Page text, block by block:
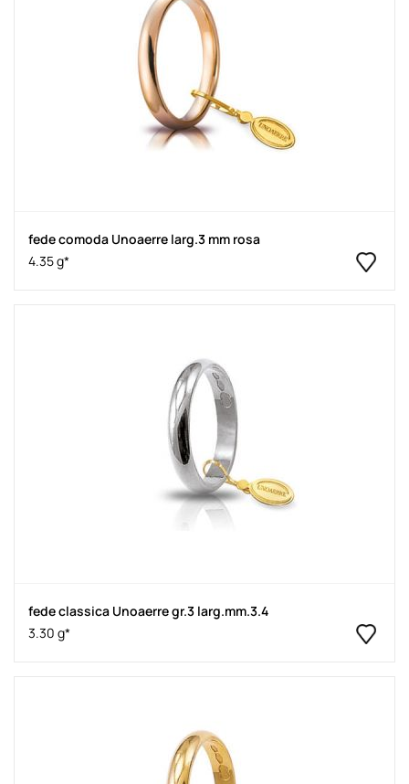
fede comoda Unoaerre larg.3 mm rosa
4.35 g*
fede classica Unoaerre gr.3 larg.mm.3.4
3.30 g*